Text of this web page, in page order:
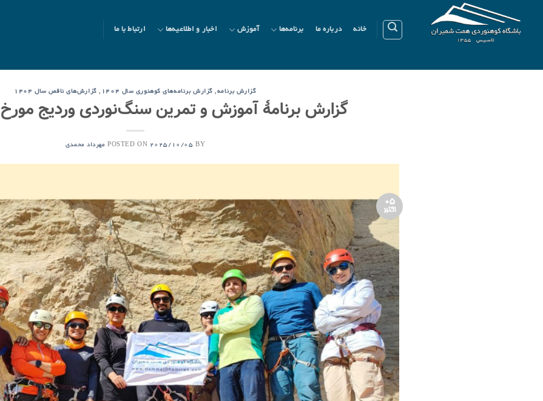
content
خانه درباره ما برنامه‌ها آموزش اخبار و اطلاعیه‌ها ارتباط با ما
گزارش برنامه, گزارش برنامه‌های کوهنوری سال ۱۴۰۴ , گزارش‌های ناقص سال ۱۴۰۴
گزارش برنامۀ آموزش و تمرین سنگ‌نوردی وردیج مورخ ۱۱مهر ۱۴۰۴
POSTED ON 2025/10/05 BY مهرداد محمدی
05
اکتبر